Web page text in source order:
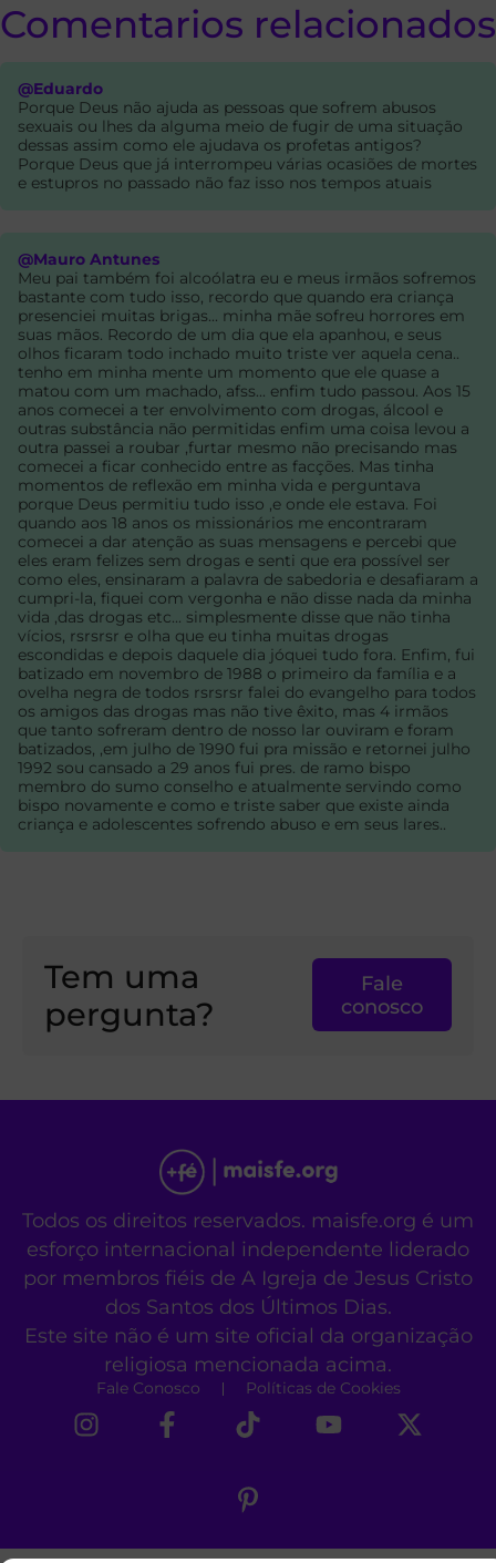
Comentarios relacionados
@Eduardo
Porque Deus não ajuda as pessoas que sofrem abusos
sexuais ou lhes da alguma meio de fugir de uma situação
dessas assim como ele ajudava os profetas antigos?
Porque Deus que já interrompeu várias ocasiões de mortes
e estupros no passado não faz isso nos tempos atuais
@Mauro Antunes
Meu pai também foi alcoólatra eu e meus irmãos sofremos
bastante com tudo isso, recordo que quando era criança
presenciei muitas brigas... minha mãe sofreu horrores em
suas mãos. Recordo de um dia que ela apanhou, e seus
olhos ficaram todo inchado muito triste ver aquela cena..
tenho em minha mente um momento que ele quase a
matou com um machado, afss... enfim tudo passou. Aos 15
anos comecei a ter envolvimento com drogas, álcool e
outras substância não permitidas enfim uma coisa levou a
outra passei a roubar ,furtar mesmo não precisando mas
comecei a ficar conhecido entre as facções. Mas tinha
momentos de reflexão em minha vida e perguntava
porque Deus permitiu tudo isso ,e onde ele estava. Foi
quando aos 18 anos os missionários me encontraram
comecei a dar atenção as suas mensagens e percebi que
eles eram felizes sem drogas e senti que era possível ser
como eles, ensinaram a palavra de sabedoria e desafiaram a
cumpri-la, fiquei com vergonha e não disse nada da minha
vida ,das drogas etc... simplesmente disse que não tinha
vícios, rsrsrsr e olha que eu tinha muitas drogas
escondidas e depois daquele dia jóquei tudo fora. Enfim, fui
batizado em novembro de 1988 o primeiro da família e a
ovelha negra de todos rsrsrsr falei do evangelho para todos
os amigos das drogas mas não tive êxito, mas 4 irmãos
que tanto sofreram dentro de nosso lar ouviram e foram
batizados, ,em julho de 1990 fui pra missão e retornei julho
1992 sou cansado a 29 anos fui pres. de ramo bispo
membro do sumo conselho e atualmente servindo como
bispo novamente e como e triste saber que existe ainda
criança e adolescentes sofrendo abuso e em seus lares..
Tem uma
pergunta?
Fale
conosco
Todos os direitos reservados. maisfe.org é um
esforço internacional independente liderado
por membros fiéis de A Igreja de Jesus Cristo
dos Santos dos Últimos Dias.
Este site não é um site oficial da organização
religiosa mencionada acima.
Fale Conosco Políticas de Cookies